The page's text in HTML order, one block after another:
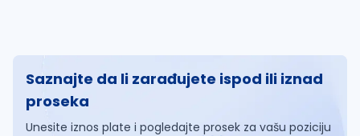
Saznajte da li zarađujete ispod ili iznad
proseka
Unesite iznos plate i pogledajte prosek za vašu poziciju